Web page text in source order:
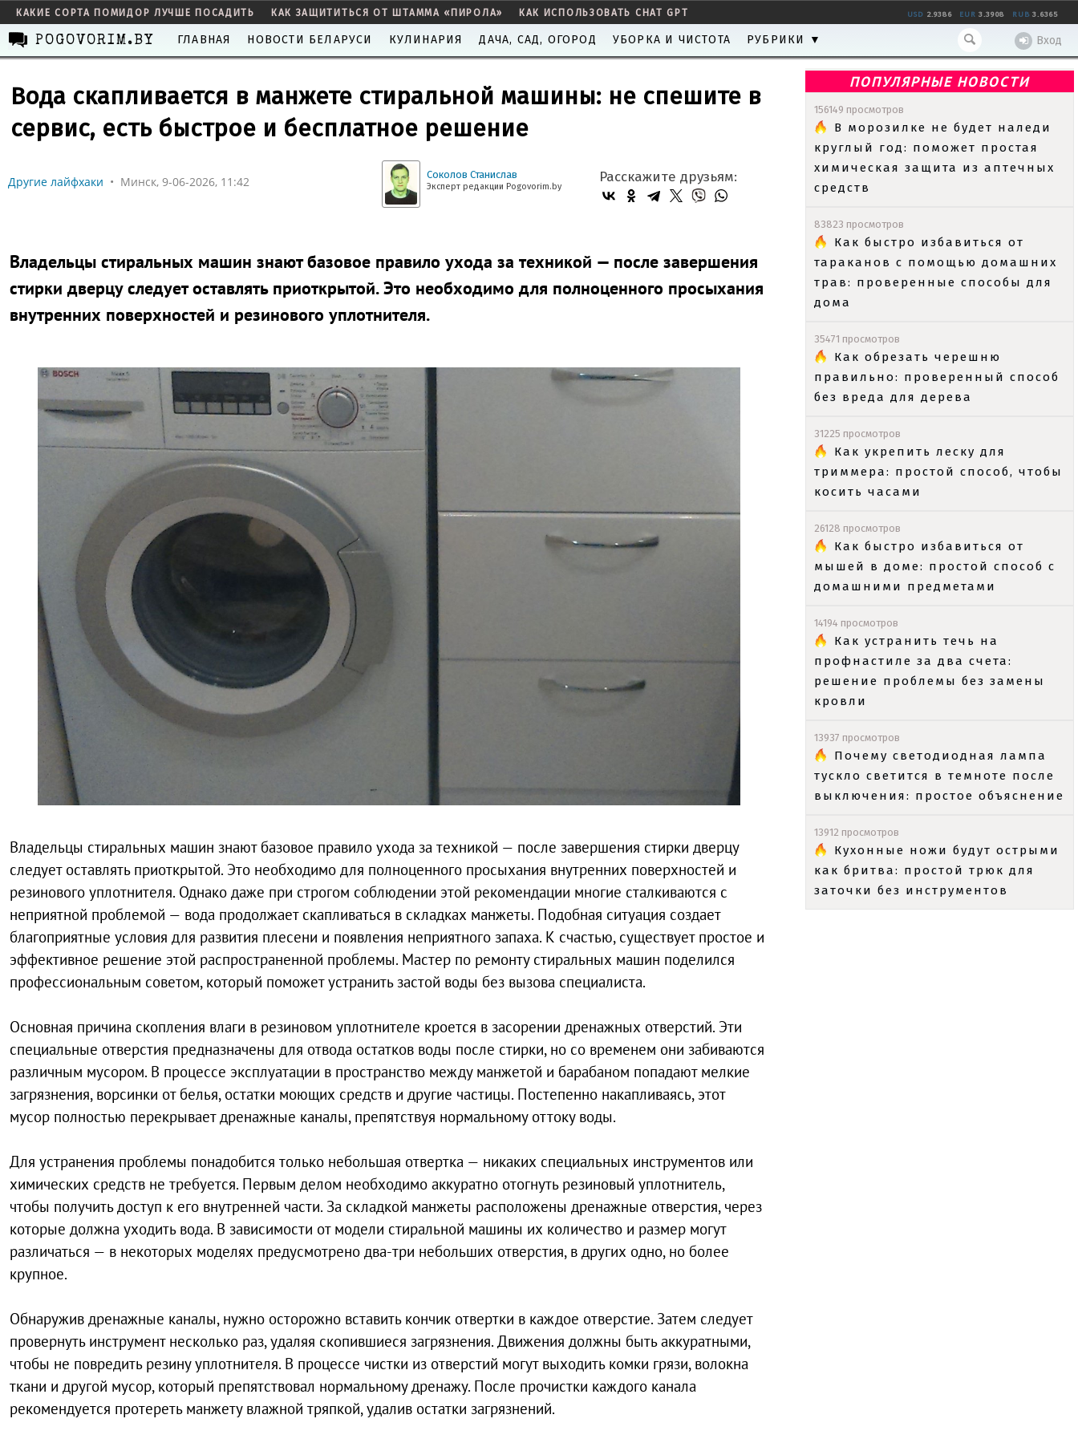
КАКИЕ СОРТА ПОМИДОР ЛУЧШЕ ПОСАДИТЬ КАК ЗАЩИТИТЬСЯ ОТ ШТАММА «ПИРОЛА» КАК ИСПОЛЬЗОВАТЬ CHAT GPT USD 2.9386 EUR 3.3908 RUB 3.6365
Вход
POGOVORIM.BY ГЛАВНАЯ НОВОСТИ БЕЛАРУСИ КУЛИНАРИЯ ДАЧА, САД, ОГОРОД УБОРКА И ЧИСТОТА РУБРИКИ ▼
ПОПУЛЯРНЫЕ НОВОСТИ
156149 просмотров
В морозилке не будет наледи
круглый год: поможет простая
химическая защита из аптечных
средств
83823 просмотров
Как быстро избавиться от
тараканов с помощью домашних
трав: проверенные способы для
дома
35471 просмотров
Как обрезать черешню
правильно: проверенный способ
без вреда для дерева
31225 просмотров
Как укрепить леску для
триммера: простой способ, чтобы
косить часами
26128 просмотров
Как быстро избавиться от
мышей в доме: простой способ с
домашними предметами
14194 просмотров
Как устранить течь на
профнастиле за два счета:
решение проблемы без замены
кровли
13937 просмотров
Почему светодиодная лампа
тускло светится в темноте после
выключения: простое объяснение
13912 просмотров
Кухонные ножи будут острыми
как бритва: простой трюк для
заточки без инструментов
Вода скапливается в манжете стиральной машины: не спешите в
сервис, есть быстрое и бесплатное решение
Другие лайфхаки • Минск, 9-06-2026, 11:42 Соколов Станислав
Эксперт редакции Pogovorim.by
Расскажите друзьям:
Владельцы стиральных машин знают базовое правило ухода за техникой — после завершения
стирки дверцу следует оставлять приоткрытой. Это необходимо для полноценного просыхания
внутренних поверхностей и резинового уплотнителя.
Владельцы стиральных машин знают базовое правило ухода за техникой — после завершения стирки дверцу
следует оставлять приоткрытой. Это необходимо для полноценного просыхания внутренних поверхностей и
резинового уплотнителя. Однако даже при строгом соблюдении этой рекомендации многие сталкиваются с
неприятной проблемой — вода продолжает скапливаться в складках манжеты. Подобная ситуация создает
благоприятные условия для развития плесени и появления неприятного запаха. К счастью, существует простое и
эффективное решение этой распространенной проблемы. Мастер по ремонту стиральных машин поделился
профессиональным советом, который поможет устранить застой воды без вызова специалиста.
Основная причина скопления влаги в резиновом уплотнителе кроется в засорении дренажных отверстий. Эти
специальные отверстия предназначены для отвода остатков воды после стирки, но со временем они забиваются
различным мусором. В процессе эксплуатации в пространство между манжетой и барабаном попадают мелкие
загрязнения, ворсинки от белья, остатки моющих средств и другие частицы. Постепенно накапливаясь, этот
мусор полностью перекрывает дренажные каналы, препятствуя нормальному оттоку воды.
Для устранения проблемы понадобится только небольшая отвертка — никаких специальных инструментов или
химических средств не требуется. Первым делом необходимо аккуратно отогнуть резиновый уплотнитель,
чтобы получить доступ к его внутренней части. За складкой манжеты расположены дренажные отверстия, через
которые должна уходить вода. В зависимости от модели стиральной машины их количество и размер могут
различаться — в некоторых моделях предусмотрено два-три небольших отверстия, в других одно, но более
крупное.
Обнаружив дренажные каналы, нужно осторожно вставить кончик отвертки в каждое отверстие. Затем следует
провернуть инструмент несколько раз, удаляя скопившиеся загрязнения. Движения должны быть аккуратными,
чтобы не повредить резину уплотнителя. В процессе чистки из отверстий могут выходить комки грязи, волокна
ткани и другой мусор, который препятствовал нормальному дренажу. После прочистки каждого канала
рекомендуется протереть манжету влажной тряпкой, удалив остатки загрязнений.